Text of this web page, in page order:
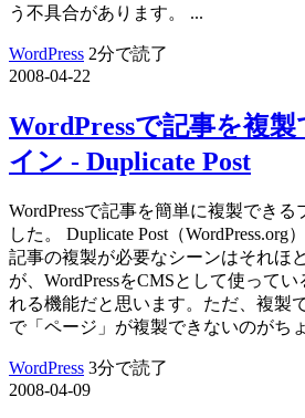
う不具合があります。 ...
WordPress 2分で読了
2008-04-22
WordPressで記事を複
イン - Duplicate Post
WordPressで記事を簡単に複製できる
した。 Duplicate Post（WordPress.org
記事の複製が必要なシーンはそれほ
が、WordPressをCMSとして使って
れる機能だと思います。ただ、複製
で「ページ」が複製できないのがち
WordPress 3分で読了
2008-04-09